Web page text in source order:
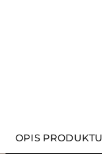
OPIS PRODUKTU